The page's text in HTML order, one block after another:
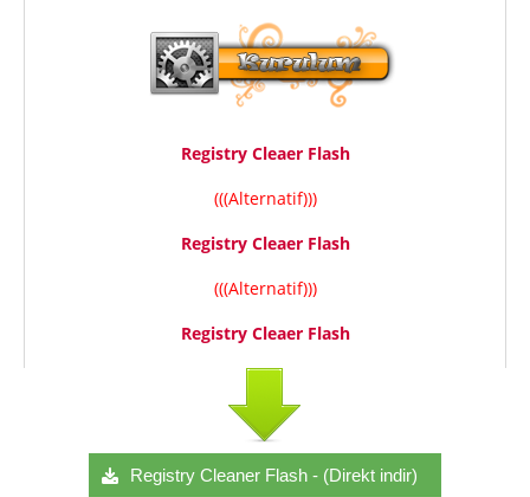
Registry Cleaer Flash
(((Alternatif)))
Registry Cleaer Flash
(((Alternatif)))
Registry Cleaer Flash
Registry Cleaner Flash - (Direkt indir)